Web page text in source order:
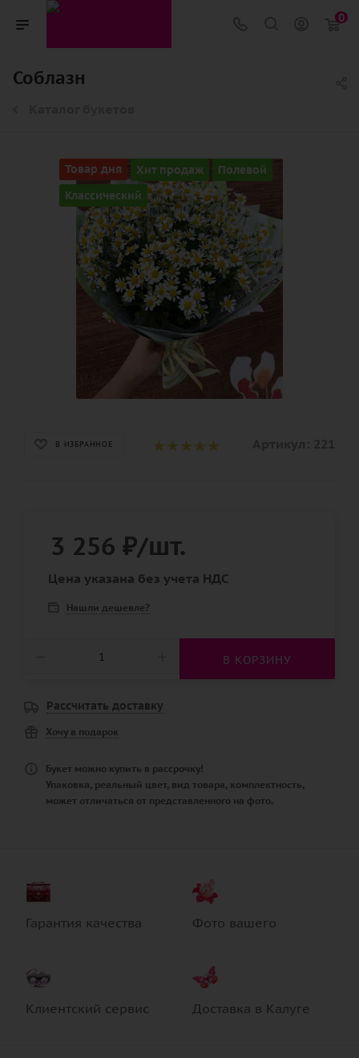
0
Соблазн
Товар дня Хит продаж
Полевой
Классический
В ИЗБРАННОЕ
3 256 ₽/шт.
Цена указана без учета НДС
Нашли дешевле?
В КОРЗИНУ
Рассчитать доставку
Хочу в подарок
Букет можно купить в рассрочку!
Упаковка, реальный цвет, вид товара, комплектность,
может отличаться от представленного на фото.
Гарантия качества Фото вашего
Клиентский сервис Доставка в Калуге